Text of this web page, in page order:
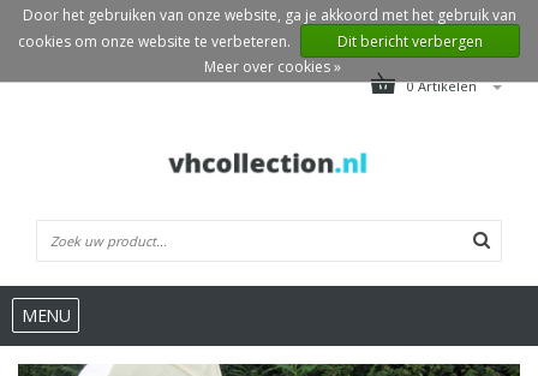
0 Artikelen
MENU
Door het gebruiken van onze website, ga je akkoord met het gebruik van
cookies om onze website te verbeteren.
Dit bericht verbergen
Meer over cookies »